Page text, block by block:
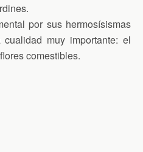
por sus hermosísismas
muy importante: el
comestibles.